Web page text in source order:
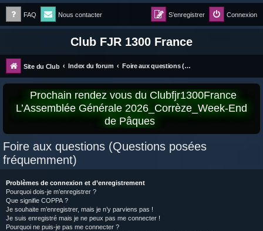
FAQ Nous contacter Connexion
S’enregistrer
Club FJR 1300 France
Site du Club Index du forum Foire aux questions (Questions posées fréquemment)
Prochain rendez vous du Clubfjr1300France
L’Assemblée Générale 2026_Corrèze_Week-End
de Pâques
Foire aux questions (Questions posées
fréquemment)
Problèmes de connexion et d’enregistrement
Pourquoi dois-je m’enregistrer ?
Que signifie COPPA ?
Je souhaite m’enregistrer, mais je n’y parviens pas !
Je suis enregistré mais je ne peux pas me connecter !
Pourquoi ne puis-je pas me connecter ?